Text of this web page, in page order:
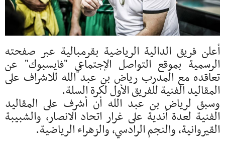
أعلن فريق الدالية الرياضية بقرمبالية عبر صفحته
الرسمية بموقع التواصل الإجتماعي "فايسبوك" عن
تعاقده مع المدرب رياض بن عبد الله للاشراف على
المقاليد الفنية للفريق الأول لكرة السلة.
وسبق لرياض بن عبد الله أن أشرف على المقاليد
الفنية لعدة أندية على غرار اتحاد الانصار، والشبيبة
القيروانية، والنجم الرادسي، والزهراء الرياضية.